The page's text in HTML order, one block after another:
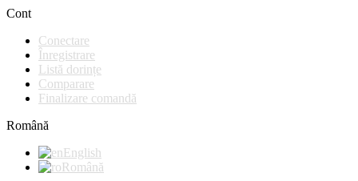
Cont
Conectare
Înregistrare
Listă dorințe
Comparare
Finalizare comandă
Română
English
Română